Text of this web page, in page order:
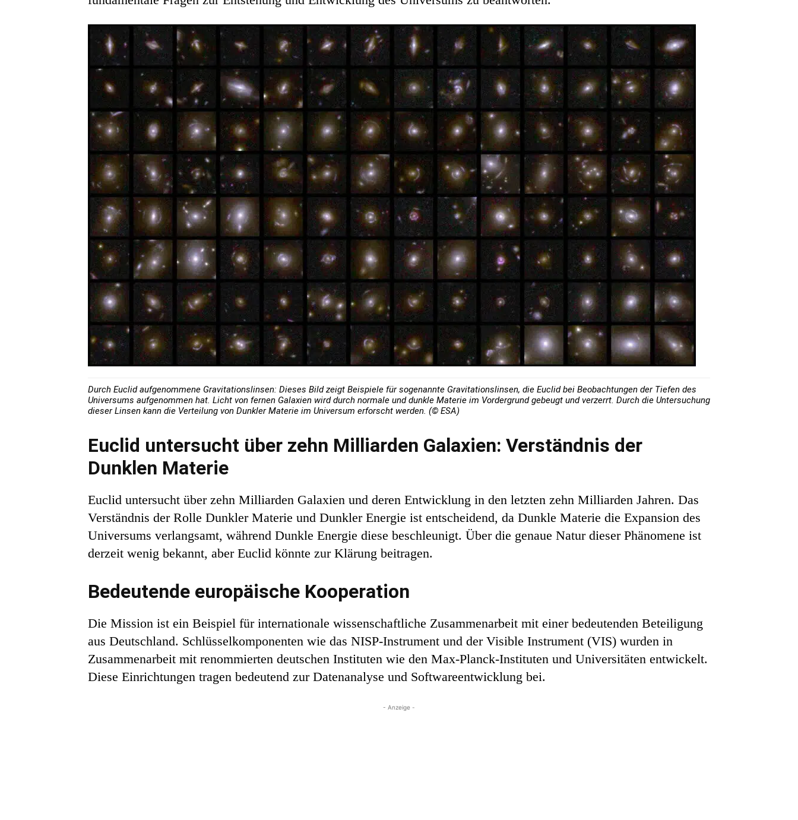
Durch Euclid aufgenommene Gravitationslinsen: Dieses Bild zeigt Beispiele für sogenannte Gravitationslinsen, die Euclid bei Beobachtungen der Tiefen des
Universums aufgenommen hat. Licht von fernen Galaxien wird durch normale und dunkle Materie im Vordergrund gebeugt und verzerrt. Durch die Untersuchung
dieser Linsen kann die Verteilung von Dunkler Materie im Universum erforscht werden. (© ESA)
Euclid untersucht über zehn Milliarden Galaxien: Verständnis der
Dunklen Materie
Euclid untersucht über zehn Milliarden Galaxien und deren Entwicklung in den letzten zehn Milliarden Jahren. Das
Verständnis der Rolle Dunkler Materie und Dunkler Energie ist entscheidend, da Dunkle Materie die Expansion des
Universums verlangsamt, während Dunkle Energie diese beschleunigt. Über die genaue Natur dieser Phänomene ist
derzeit wenig bekannt, aber Euclid könnte zur Klärung beitragen.
Bedeutende europäische Kooperation
Die Mission ist ein Beispiel für internationale wissenschaftliche Zusammenarbeit mit einer bedeutenden Beteiligung
aus Deutschland. Schlüsselkomponenten wie das NISP-Instrument und der Visible Instrument (VIS) wurden in
Zusammenarbeit mit renommierten deutschen Instituten wie den Max-Planck-Instituten und Universitäten entwickelt.
Diese Einrichtungen tragen bedeutend zur Datenanalyse und Softwareentwicklung bei.
- Anzeige -